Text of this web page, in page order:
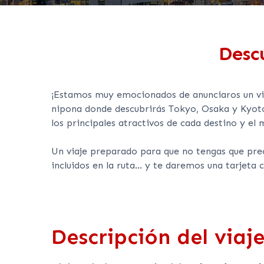
¡Estamos muy emocionados de anunciaros
nipona donde descubrirás Tokyo, Osaka y
los principales atractivos de cada destino y el
Un viaje preparado para que no tengas que
incluidos en la ruta... y te daremos una tarjeta
Descripción del viaje